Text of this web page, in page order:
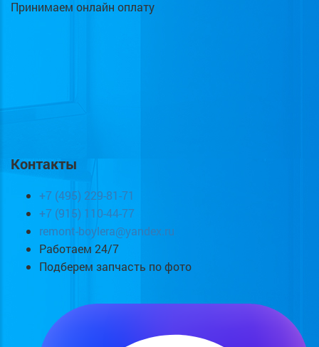
Принимаем онлайн оплату
Контакты
+7 (495) 229-81-71
+7 (915) 110-44-77
remont-boylera@yandex.ru
Работаем 24/7
Подберем запчасть по фото